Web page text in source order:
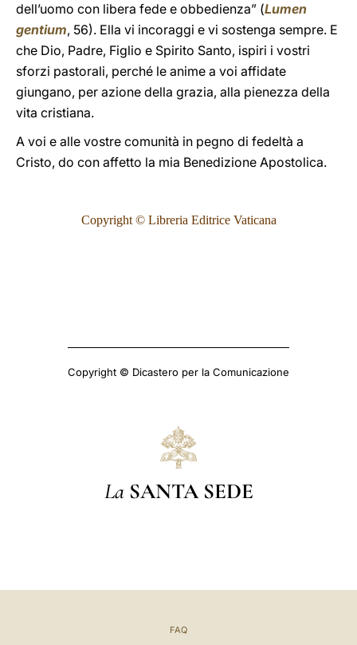
dell’uomo con libera fede e obbedienza” (Lumen
gentium, 56). Ella vi incoraggi e vi sostenga sempre. E
che Dio, Padre, Figlio e Spirito Santo, ispiri i vostri
sforzi pastorali, perché le anime a voi affidate
giungano, per azione della grazia, alla pienezza della
vita cristiana.
A voi e alle vostre comunità in pegno di fedeltà a
Cristo, do con affetto la mia Benedizione Apostolica.
Copyright © Libreria Editrice Vaticana
Copyright © Dicastero per la Comunicazione
La SANTA SEDE
FAQ